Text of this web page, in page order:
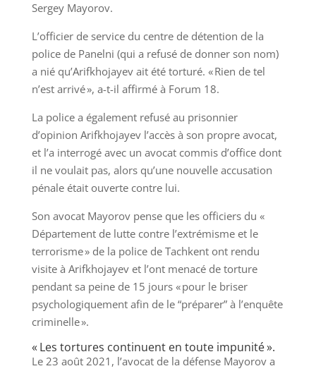
Sergey Mayorov.
L’officier de service du centre de détention de la
police de Panelni (qui a refusé de donner son nom)
a nié qu’Arifkhojayev ait été torturé. « Rien de tel
n’est arrivé », a-t-il affirmé à Forum 18.
La police a également refusé au prisonnier
d’opinion Arifkhojayev l’accès à son propre avocat,
et l’a interrogé avec un avocat commis d’office dont
il ne voulait pas, alors qu’une nouvelle accusation
pénale était ouverte contre lui.
Son avocat Mayorov pense que les officiers du «
Département de lutte contre l’extrémisme et le
terrorisme » de la police de Tachkent ont rendu
visite à Arifkhojayev et l’ont menacé de torture
pendant sa peine de 15 jours « pour le briser
psychologiquement afin de le “préparer” à l’enquête
criminelle ».
« Les tortures continuent en toute impunité ».
Le 23 août 2021, l’avocat de la défense Mayorov a